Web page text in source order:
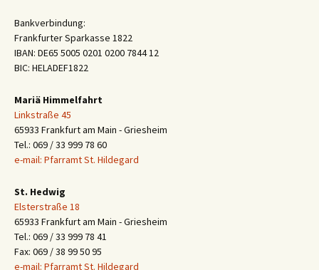
Bankverbindung:
Frankfurter Sparkasse 1822
IBAN: DE65 5005 0201 0200 7844 12
BIC: HELADEF1822
Mariä Himmelfahrt
Linkstraße 45
65933 Frankfurt am Main - Griesheim
Tel.: 069 / 33 999 78 60
e-mail: Pfarramt St. Hildegard
St. Hedwig
Elsterstraße 18
65933 Frankfurt am Main - Griesheim
Tel.: 069 / 33 999 78 41
Fax: 069 / 38 99 50 95
e-mail: Pfarramt St. Hildegard